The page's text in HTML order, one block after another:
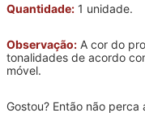
Quantidade: 1 unidade.
Observação: A cor do
tonalidades de acordo
móvel.
Gostou? Então não